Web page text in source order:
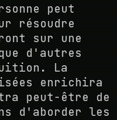
peut
résoudre
sur une
d'autres
La
enrichira
peut-être de
d'aborder les